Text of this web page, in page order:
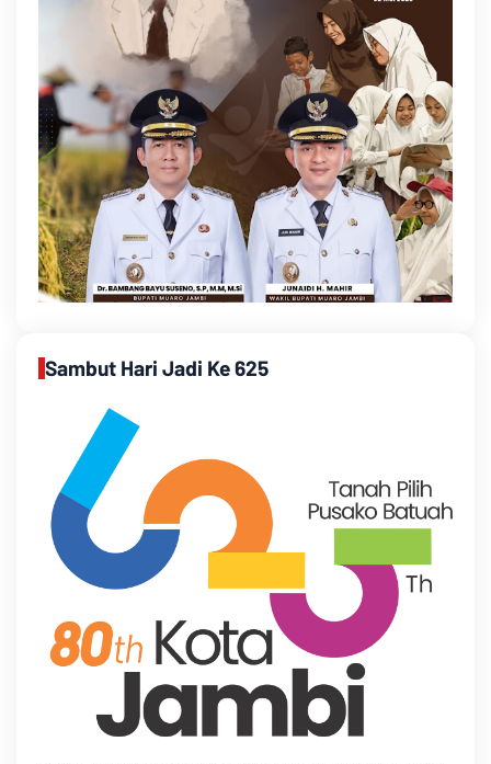
Sambut Hari Jadi Ke 625